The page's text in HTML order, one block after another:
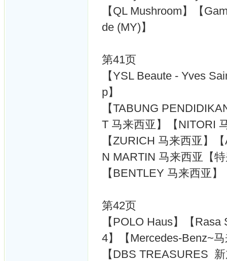
【QL Mushroom】【
de (MY)】
第41页
【YSL Beaute - Yves
p】
【TABUNG
T 马来西亚】【NITORI
【ZURICH 马来西亚】
N MARTIN 马来西亚【
【BENTLEY 马来西亚
第42页
【POLO Haus】【
4】【Mercedes-Benz~
【DBS TREASURES